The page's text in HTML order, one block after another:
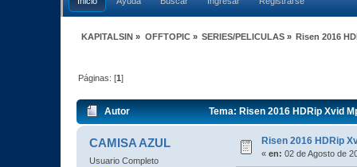
KAPITALSIN » OFFTOPIC» SERIES/PELICULAS» Risen 2016
Páginas: [1]
Autor Tema: Risen 2016 HDRip Xvid
CAMISA AZUL
Usuario Completo
Risen 2016 HDRip
« en: 02 de Agosto de